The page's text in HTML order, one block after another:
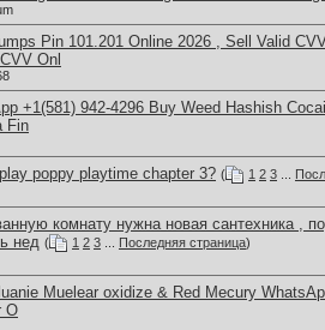
Pin 101.201 Online 2026 , Sell Valid
Onl
+1(581) 942-4296 Buy Weed Hashish
Fin
poppy playtime chapter 3? ( 1 2 3
комнату нужна новая сантехника ,
нед ( 1 2 3 Последняя страница)
Muelear oxidize & Red Mecury
O